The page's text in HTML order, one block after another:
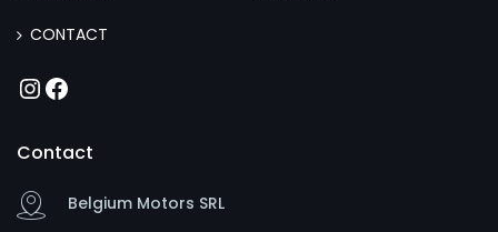
CONTACT
Instagram
Facebook
Contact
Belgium Motors SRL